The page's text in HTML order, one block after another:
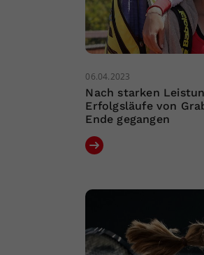
06.04.2023
Nach starken
Erfolgsläufe von
Ende gegangen